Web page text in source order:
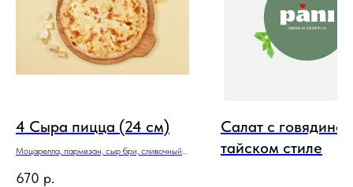
4 Сыра пицца (24 см)
Моцарелла, пармезан, сыр бри, сливочный
670 р.
Салат с
тайском стиле